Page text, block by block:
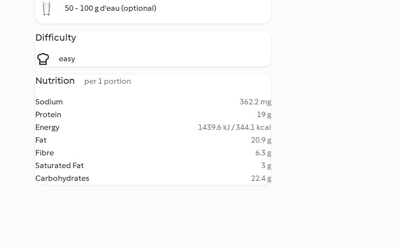
50 - 100 g d'eau (optional)
Difficulty
easy
Nutrition per 1 portion
Sodium
362.2 mg
Protein
19 g
Energy
1439.6 kJ / 344.1 kcal
Fat
20.9 g
Fibre
6.3 g
Saturated Fat
3 g
Carbohydrates
22.4 g